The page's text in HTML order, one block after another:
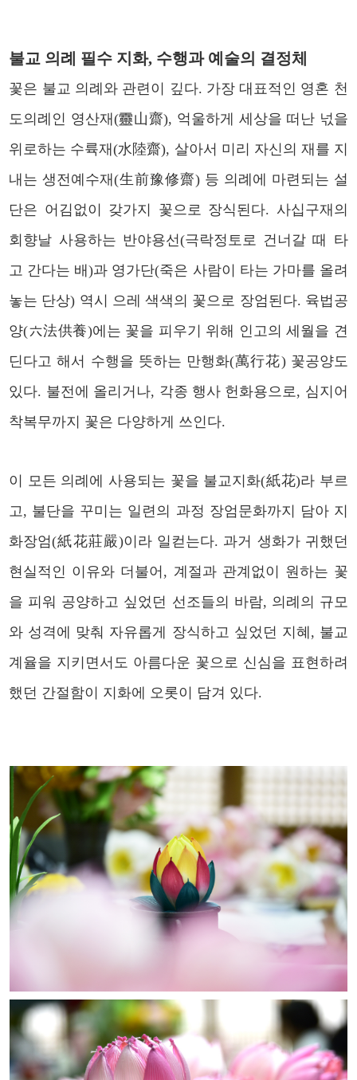
불교 의례 필수 지화, 수행과 예술의 결정체
꽃은 불교 의례와 관련이 깊다. 가장 대표적인 영혼 천
도의례인 영산재(靈山齋), 억울하게 세상을 떠난 넋을
위로하는 수륙재(水陸齋), 살아서 미리 자신의 재를 지
내는 생전예수재(生前豫修齋) 등 의례에 마련되는 설
단은 어김없이 갖가지 꽃으로 장식된다. 사십구재의
회향날 사용하는 반야용선(극락정토로 건너갈 때 타
고 간다는 배)과 영가단(죽은 사람이 타는 가마를 올려
놓는 단상) 역시 으레 색색의 꽃으로 장엄된다. 육법공
양(六法供養)에는 꽃을 피우기 위해 인고의 세월을 견
딘다고 해서 수행을 뜻하는 만행화(萬行花) 꽃공양도
있다. 불전에 올리거나, 각종 행사 헌화용으로, 심지어
착복무까지 꽃은 다양하게 쓰인다.
이 모든 의례에 사용되는 꽃을 불교지화(紙花)라 부르
고, 불단을 꾸미는 일련의 과정 장엄문화까지 담아 지
화장엄(紙花莊嚴)이라 일컫는다. 과거 생화가 귀했던
현실적인 이유와 더불어, 계절과 관계없이 원하는 꽃
을 피워 공양하고 싶었던 선조들의 바람, 의례의 규모
와 성격에 맞춰 자유롭게 장식하고 싶었던 지혜, 불교
계율을 지키면서도 아름다운 꽃으로 신심을 표현하려
했던 간절함이 지화에 오롯이 담겨 있다.